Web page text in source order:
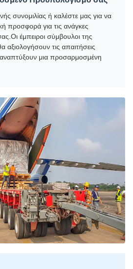
συνομιλίας ή καλέστε μας για να
προσφορά για τις ανάγκες
έμπειροι σύμβουλοι της
αξιολογήσουν τις απαιτήσεις
μια προσαρμοσμένη